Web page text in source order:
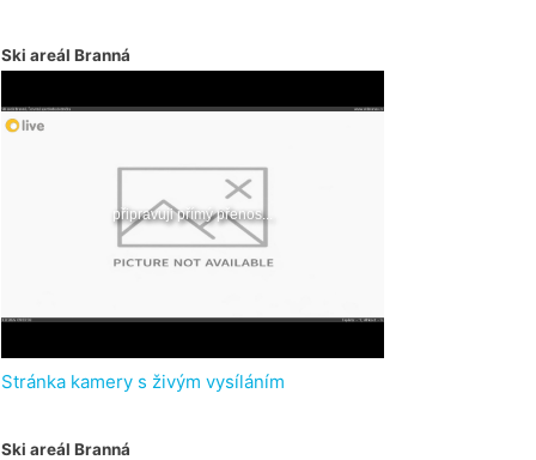
Ski areál Branná
Stránka kamery s živým vysíláním
Ski areál Branná